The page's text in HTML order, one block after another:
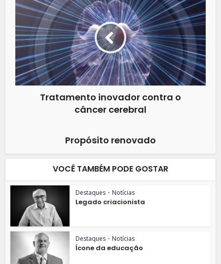
Tratamento inovador contra o
câncer cerebral
Propósito renovado
VOCÊ TAMBÉM PODE GOSTAR
Destaques • Notícias
Legado criacionista
Destaques • Notícias
Ícone da educação